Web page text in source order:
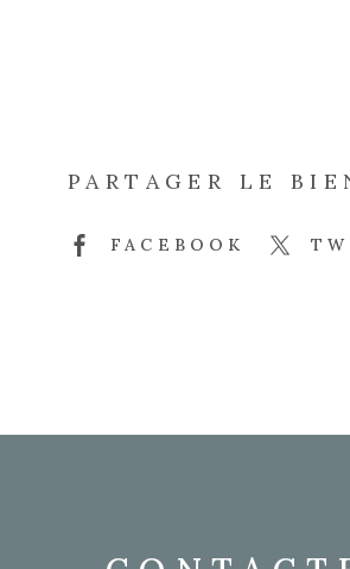
PARTAGER LE
FACEBOOK